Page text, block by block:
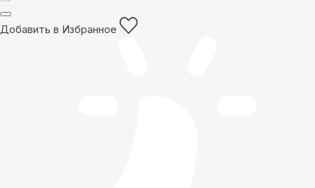
Добавить в Избранное